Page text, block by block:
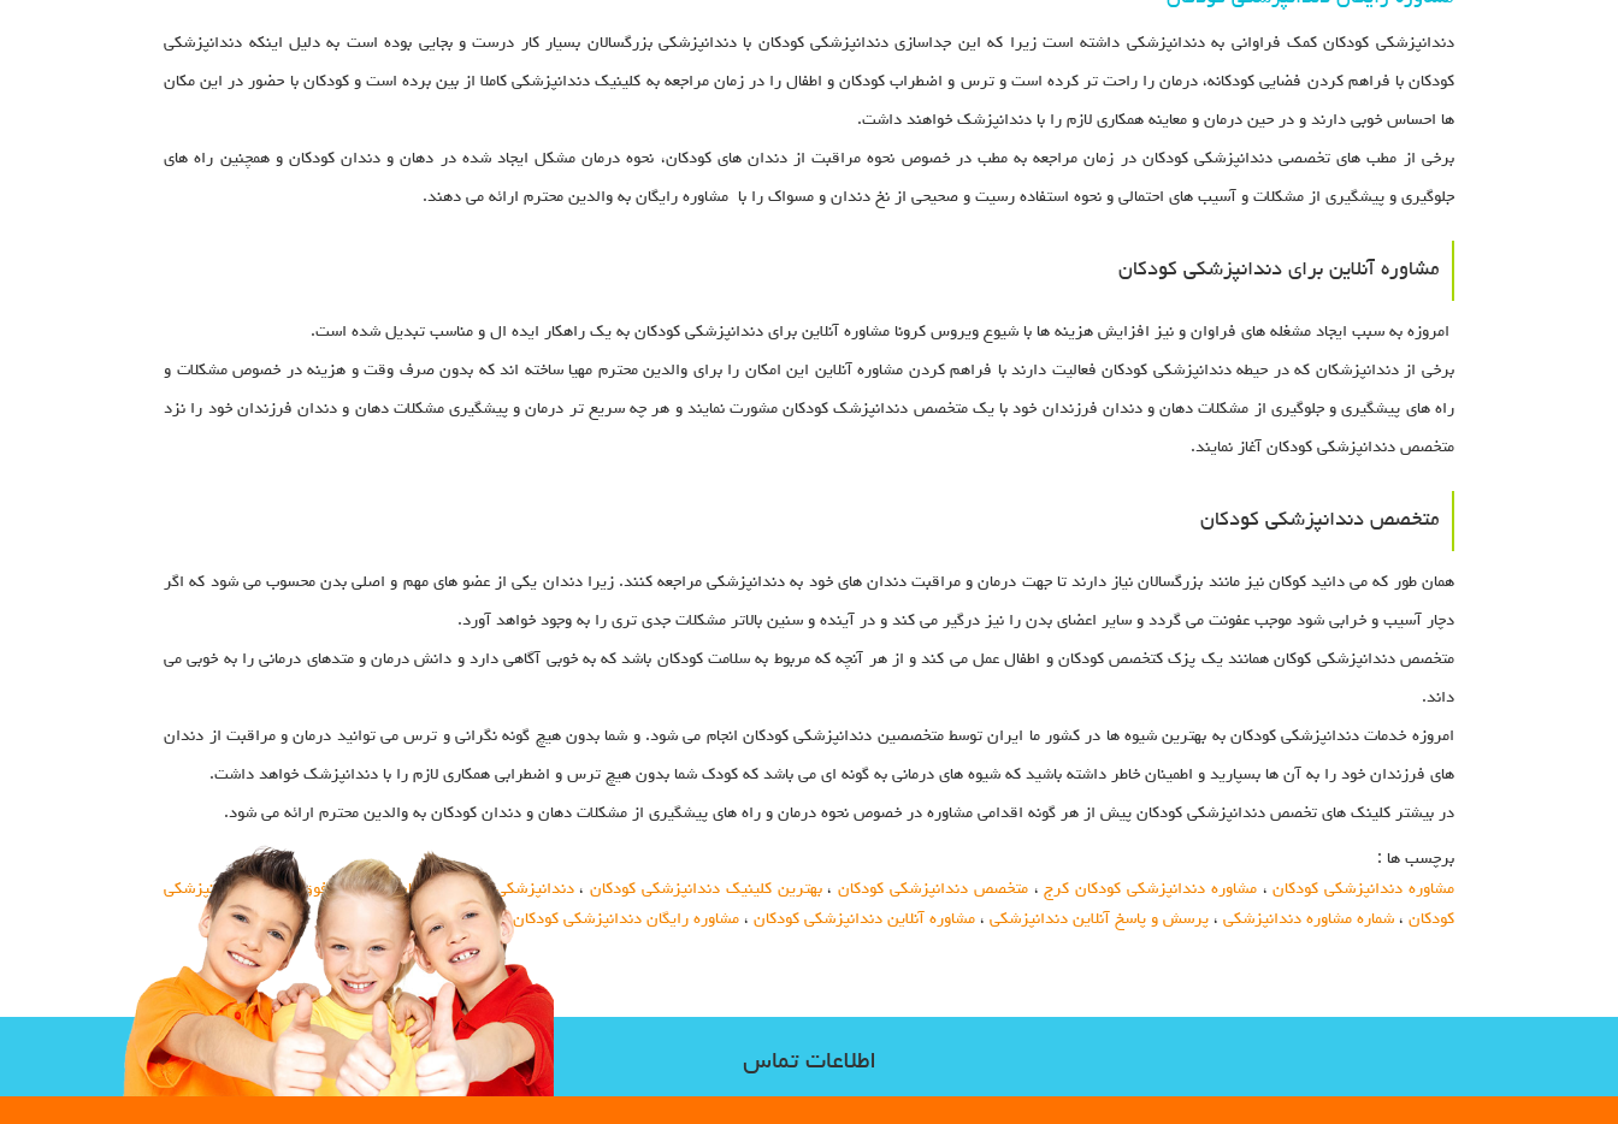
دندانپزشکی کودکان کمک فراوانی به دندانپزشکی داشته است زیرا که این جداسازی دندانپزشکی کودکان با دندانپزشکی بزرگسالان بسیار کار درست و بجایی بوده است به دلیل اینکه دندانپزشکی
کودکان با فراهم کردن فضایی کودکانه، درمان را راحت تر کرده است و ترس و اضطراب کودکان و اطفال را در زمان مراجعه به کلینیک دندانپزشکی کاملا از بین برده است و کودکان با حضور در این مکان
ها احساس خوبی دارند و در حین درمان و معاینه همکاری لازم را با دندانپزشک خواهند داشت.
برخی از مطب های تخصصی دندانپزشکی کودکان در زمان مراجعه به مطب در خصوص نحوه مراقبت از دندان های کودکان، نحوه درمان مشکل ایجاد شده در دهان و دندان کودکان و همچنین راه های
جلوگیری و پیشگیری از مشکلات و آسیب های احتمالی و نحوه استفاده رسیت و صحیحی از نخ دندان و مسواک را با مشاوره رایگان به والدین محترم ارائه می دهند.
مشاوره آنلاین برای دندانپزشکی کودکان
امروزه به سبب ایجاد مشغله های فراوان و نیز افزایش هزینه ها با شیوع ویروس کرونا مشاوره آنلاین برای دندانپزشکی کودکان به یک راهکار ایده ال و مناسب تبدیل شده است.
برخی از دندانپزشکان که در حیطه دندانپزشکی کودکان فعالیت دارند با فراهم کردن مشاوره آنلاین این امکان را برای والدین محترم مهیا ساخته اند که بدون صرف وقت و هزینه در خصوص مشکلات و
راه های پیشگیری و جلوگیری از مشکلات دهان و دندان فرزندان خود با یک متخصص دندانپزشک کودکان مشورت نمایند و هر چه سریع تر درمان و پیشگیری مشکلات دهان و دندان فرزندان خود را نزد
متخصص دندانپزشکی کودکان آغاز نمایند.
متخصص دندانپزشکی کودکان
همان طور که می دانید کوکان نیز مانند بزرگسالان نیاز دارند تا جهت درمان و مراقبت دندان های خود به دندانپزشکی مراجعه کنند. زیرا دندان یکی از عضو های مهم و اصلی بدن محسوب می شود که اگر
دچار آسیب و خرابی شود موجب عفونت می گردد و سایر اعضای بدن را نیز درگیر می کند و در آینده و سنین بالاتر مشکلات جدی تری را به وجود خواهد آورد.
متخصص دندانپزشکی کوکان همانند یک پزک کتخصص کودکان و اطفال عمل می کند و از هر آنچه که مربوط به سلامت کودکان باشد که به خوبی آگاهی دارد و دانش درمان و متدهای درمانی را به خوبی می
داند.
امروزه خدمات دندانپزشکی کودکان به بهترین شیوه ها در کشور ما ایران توسط متخصصین دندانپزشکی کودکان انجام می شود. و شما بدون هیچ گونه نگرانی و ترس می توانید درمان و مراقبت از دندان
های فرزندان خود را به آن ها بسپارید و اطمینان خاطر داشته باشید که شیوه های درمانی به گونه ای می باشد که کودک شما بدون هیچ ترس و اضطرابی همکاری لازم را با دندانپزشک خواهد داشت.
در بیشتر کلینک های تخصص دندانپزشکی کودکان پیش از هر گونه اقدامی مشاوره در خصوص نحوه درمان و راه های پیشگیری از مشکلات دهان و دندان کودکان به والدین محترم ارائه می شود.
برچسب ها :
مشاوره دندانپزشکی کودکان،مشاوره دندانپزشکی کودکان کرج،متخصص دندانپزشکی کودکان،بهترین کلینیک دندانپزشکی کودکان،دندانپزشکی مشاوره رایگان کودکان،فوق تخصص دندانپزشکی
کودکان ،شماره مشاوره دندانپزشکی ،پرسش و پاسخ آنلاین دندانپزشکی ،مشاوره آنلاین دندانپزشکی کودکان ،مشاوره رایگان دندانپزشکی کودکان
اطلاعات تماس